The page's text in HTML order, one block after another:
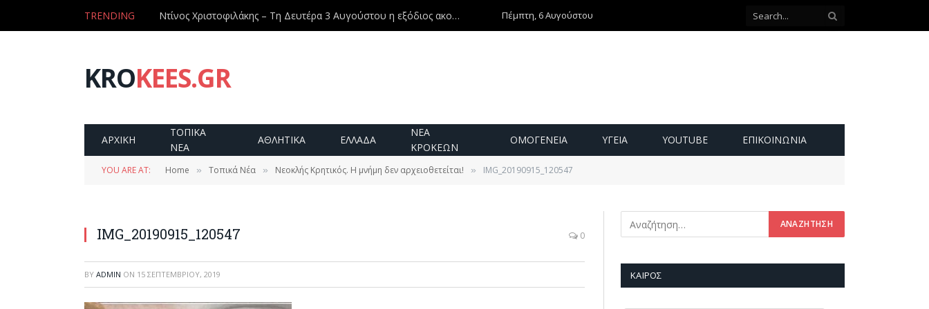
TRENDING Ντίνος Χριστοφιλάκης – Τη Δευτέρα 3 Αυγούστου η εξόδιος ακολουθία Πέμπτη, 6 Αυγούστου
KROKEES.GR
ΑΡΧΙΚΗ
ΤΟΠΙΚΑ
ΝΕΑ
ΑΘΛΗΤΙΚΑ ΕΛΛΑΔΑ
ΝΕΑ
ΚΡΟΚΕΩΝ
ΟΜΟΓΕΝΕΙΑ ΥΓΕΙΑ YOUTUBE ΕΠΙΚΟΙΝΩΝΊΑ
YOU ARE AT: Home » Τοπικά Νέα » Νεοκλής Κρητικός. Η μνήμη δεν αρχειοθετείται! » IMG_20190915_120547
IMG_20190915_120547 0
BY ADMIN ON 15 ΣΕΠΤΕΜΒΡΊΟΥ, 2019 ΚΑΙΡΌΣ